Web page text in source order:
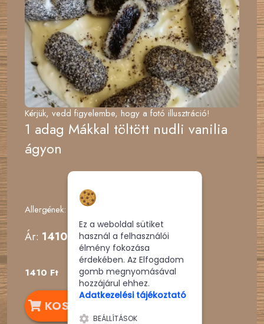
Kérjük, vedd figyelembe, hogy a fotó illusztráció!
1 adag Mákkal töltött nudli vanilia
ágyon
Allergének:
Ár: 1410 Ft
1410 Ft
KOSÁRBA
Ez a weboldal sütiket
használ a felhasználói
élmény fokozása
érdekében. Az Elfogadom
gomb megnyomásával
hozzájárul ehhez.
Adatkezelési tájékoztató
BEÁLLÍTÁSOK